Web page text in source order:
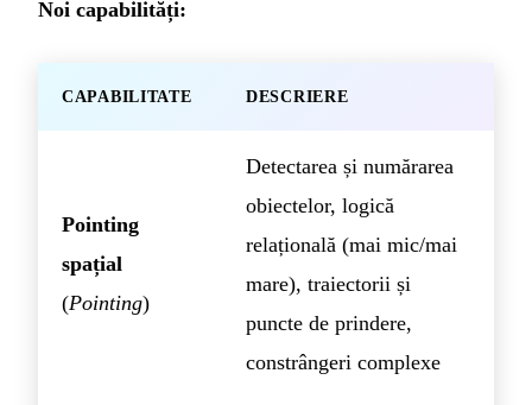
Noi capabilități:
CAPABILITATE DESCRIERE
Pointing
spațial
(Pointing)
Detectarea și numărarea
obiectelor, logică
relațională (mai mic/mai
mare), traiectorii și
puncte de prindere,
constrângeri complexe